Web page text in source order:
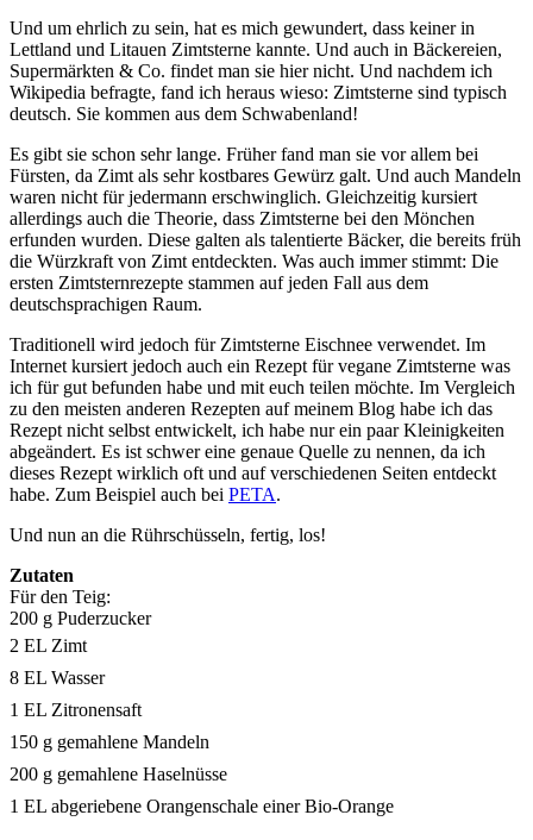
Und um ehrlich zu sein, hat es mich gewundert, dass keiner in
Lettland und Litauen Zimtsterne kannte. Und auch in Bäckereien,
Supermärkten & Co. findet man sie hier nicht. Und nachdem ich
Wikipedia befragte, fand ich heraus wieso: Zimtsterne sind typisch
deutsch. Sie kommen aus dem Schwabenland!
Es gibt sie schon sehr lange. Früher fand man sie vor allem bei
Fürsten, da Zimt als sehr kostbares Gewürz galt. Und auch Mandeln
waren nicht für jedermann erschwinglich. Gleichzeitig kursiert
allerdings auch die Theorie, dass Zimtsterne bei den Mönchen
erfunden wurden. Diese galten als talentierte Bäcker, die bereits früh
die Würzkraft von Zimt entdeckten. Was auch immer stimmt: Die
ersten Zimtsternrezepte stammen auf jeden Fall aus dem
deutschsprachigen Raum.
Traditionell wird jedoch für Zimtsterne Eischnee verwendet. Im
Internet kursiert jedoch auch ein Rezept für vegane Zimtsterne was
ich für gut befunden habe und mit euch teilen möchte. Im Vergleich
zu den meisten anderen Rezepten auf meinem Blog habe ich das
Rezept nicht selbst entwickelt, ich habe nur ein paar Kleinigkeiten
abgeändert. Es ist schwer eine genaue Quelle zu nennen, da ich
dieses Rezept wirklich oft und auf verschiedenen Seiten entdeckt
habe. Zum Beispiel auch bei PETA.
Und nun an die Rührschüsseln, fertig, los!
Zutaten
Für den Teig:
200 g Puderzucker
2 EL Zimt
8 EL Wasser
1 EL Zitronensaft
150 g gemahlene Mandeln
200 g gemahlene Haselnüsse
1 EL abgeriebene Orangenschale einer Bio-Orange